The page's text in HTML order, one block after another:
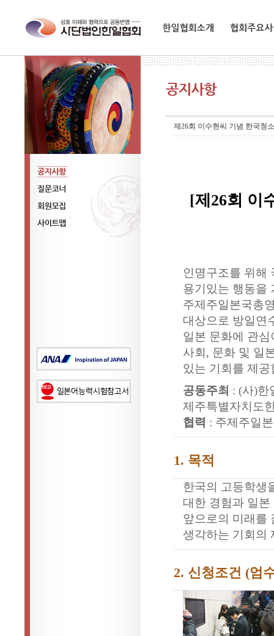
공지사항
질문코너
회원모집
제26회 이수현씨 기념 한국청
[제 26회 이
인명구조를 위해
용기있는 행동을
주제주일본국총
대상으로 방일연
일본 문화에 관
사회 , 문화 및 일
있는 기회를 제공
공동주최 : (사)한
제주특별자치도
협력 : 주제주일
1. 목적
한국의 고등학생
대한 경험과 일
앞으로의 미래를
생각하는 기회의
2. 신청조건 (엄